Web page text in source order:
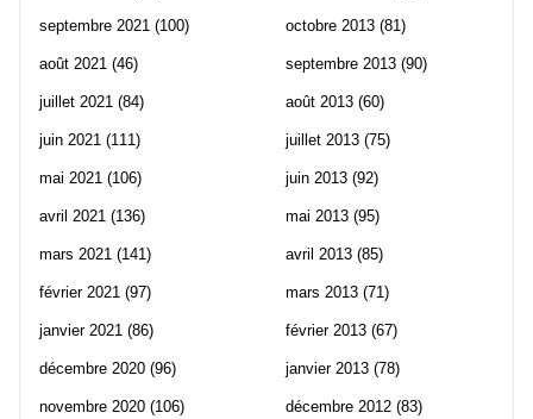
septembre 2021 (100)
août 2021 (46)
juillet 2021 (84)
juin 2021 (111)
mai 2021 (106)
avril 2021 (136)
mars 2021 (141)
février 2021 (97)
janvier 2021 (86)
décembre 2020 (96)
novembre 2020 (106)
octobre 2013 (81)
septembre 2013 (90)
août 2013 (60)
juillet 2013 (75)
juin 2013 (92)
mai 2013 (95)
avril 2013 (85)
mars 2013 (71)
février 2013 (67)
janvier 2013 (78)
décembre 2012 (83)